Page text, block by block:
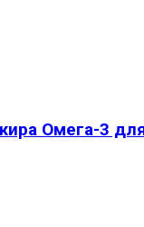
Омега-3